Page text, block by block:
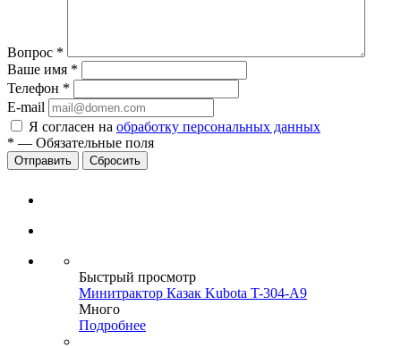
Вопрос *
Ваше имя *
Телефон *
E-mail
Я согласен на обработку персональных данных
* — Обязательные поля
Сбросить
Быстрый просмотр
Минитрактор Казак Kubota T-304-A9
Много
Подробнее